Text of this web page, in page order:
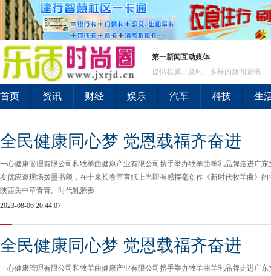
第一新闻互动媒体
提供权威、及时、多样的新闻资讯
首页 资讯 财经 娱乐 汽车 科技 生
全民健康同心梦 党恩载福齐奋进
一心健康管理有限公司和牧羊曲健康产业有限公司携手举办牧羊曲羊乳品牌走进广
友优应邀现场拨墨书颂，在十来长卷巨宣纸上当即有感挥毫创作《新时代牧羊曲》
陕西关中草青青。时代乳源秦
2023-08-06 20:44:07
全民健康同心梦 党恩载福齐奋进
一心健康管理有限公司和牧羊曲健康产业有限公司携手举办牧羊曲羊乳品牌走进广